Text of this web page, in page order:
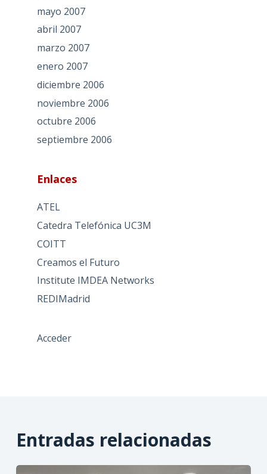
mayo 2007
abril 2007
marzo 2007
enero 2007
diciembre 2006
noviembre 2006
octubre 2006
septiembre 2006
Enlaces
ATEL
Catedra Telefónica UC3M
COITT
Creamos el Futuro
Institute IMDEA Networks
REDIMadrid
Acceder
Entradas relacionadas